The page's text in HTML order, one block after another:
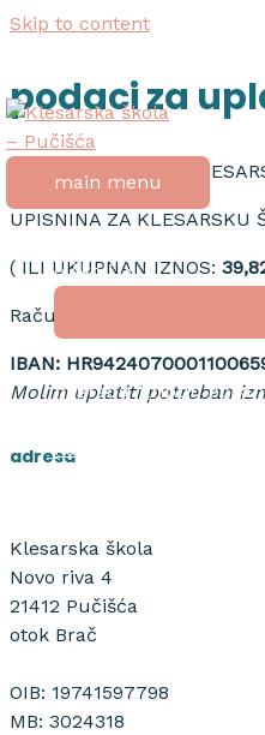
Skip to content
main menu
o školi
nagrada “tripun
natječaji
podaci za
UPISNINA ZA DOM
UPISNINA ZA KLESARSKU
( ILI UKUPNAN IZNOS:
Račun škole otvoren u OTP
IBAN:
Molim uplatiti potreban
adresa
Klesarska škola
Novo riva 4
21412 Pučišća
otok Brač
OIB: 19741597798
MB: 3024318